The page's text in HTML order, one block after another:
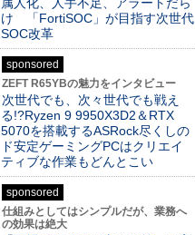
け 「FortiSOC」が目指す次世代
SOC改革
sponsored
ZEFT R65YBの魅力をインタビュー
次世代でも、次々世代でも戦え
る!?Ryzen 9 9950X3D2＆RTX
5070を搭載するASRock尽くしの
ド安定ゲーミングPCはクリエイ
ティブな作業もどんとこい
sponsored
仕組みとしてはシンプルだが、業務へ
の効果は絶大